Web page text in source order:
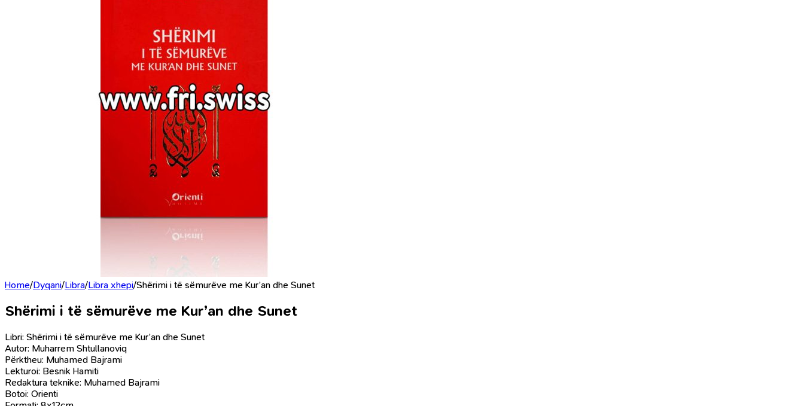
Home/Dyqani/Libra/Libra xhepi/Shërimi i të sëmurëve me Kur’an dhe Sunet
Shërimi i të sëmurëve me Kur’an dhe Sunet
Libri: Shërimi i të sëmurëve me Kur’an dhe Sunet
Autor: Muharrem Shtullanoviq
Përktheu: Muhamed Bajrami
Lekturoi: Besnik Hamiti
Redaktura teknike: Muhamed Bajrami
Botoi: Orienti